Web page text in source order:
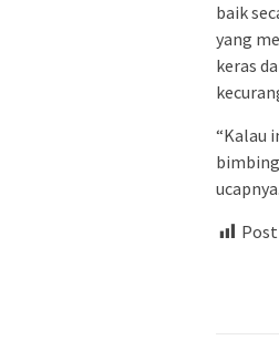
baik
yang
keras
“Kalau
ucapnya.
Post